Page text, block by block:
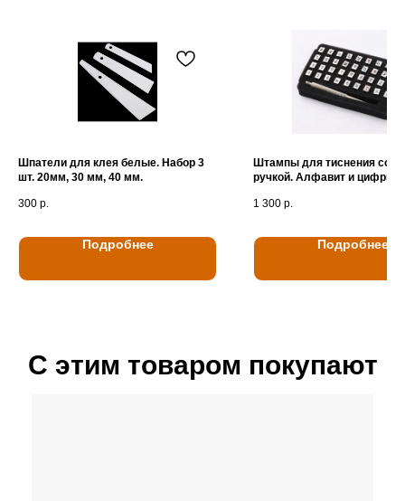
Шпатели для клея белые. Набор 3
шт. 20мм, 30 мм, 40 мм.
300 р.
Подробнее
Штампы для тиснения со
ручкой. Алфавит и цифры
1 300 р.
Подробнее
С этим товаром покупают